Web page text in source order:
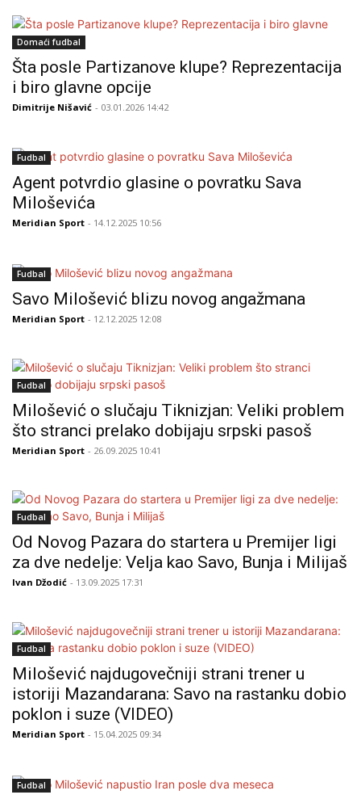
Domaći fudbal
Šta posle Partizanove klupe? Reprezentacija
i biro glavne opcije
Dimitrije Nišavić - 03.01.2026 14:42
Fudbal
Agent potvrdio glasine o povratku Sava
Miloševića
Meridian Sport - 14.12.2025 10:56
Fudbal
Savo Milošević blizu novog angažmana
Meridian Sport - 12.12.2025 12:08
Fudbal
Milošević o slučaju Tiknizjan: Veliki problem
što stranci prelako dobijaju srpski pasoš
Meridian Sport - 26.09.2025 10:41
Fudbal
Od Novog Pazara do startera u Premijer ligi
za dve nedelje: Velja kao Savo, Bunja i Milijaš
Ivan Džodić - 13.09.2025 17:31
Fudbal
Milošević najdugovečniji strani trener u
istoriji Mazandarana: Savo na rastanku dobio
poklon i suze (VIDEO)
Meridian Sport - 15.04.2025 09:34
Fudbal